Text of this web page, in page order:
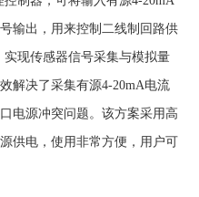
输出，用来控制二线制回路供
现传感器信号采集与模拟量
解决了采集有源4-20mA电流
电源冲突问题。该方案采用高
供电，使用非常方便，用户可